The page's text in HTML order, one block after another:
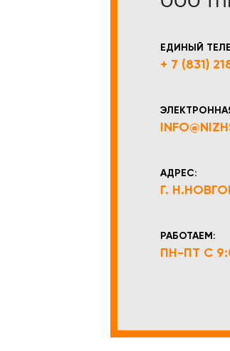
ЕДИНЫЙ
+ 7 (831)
АДРЕС:
Г.
РАБОТАЕМ:
ПН-ПТ С